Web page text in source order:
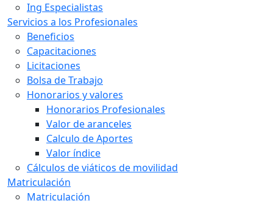
Ing Especialistas
Servicios a los Profesionales
Beneficios
Capacitaciones
Licitaciones
Bolsa de Trabajo
Honorarios y valores
Honorarios Profesionales
Valor de aranceles
Calculo de Aportes
Valor índice
Cálculos de viáticos de movilidad
Matriculación
Matriculación